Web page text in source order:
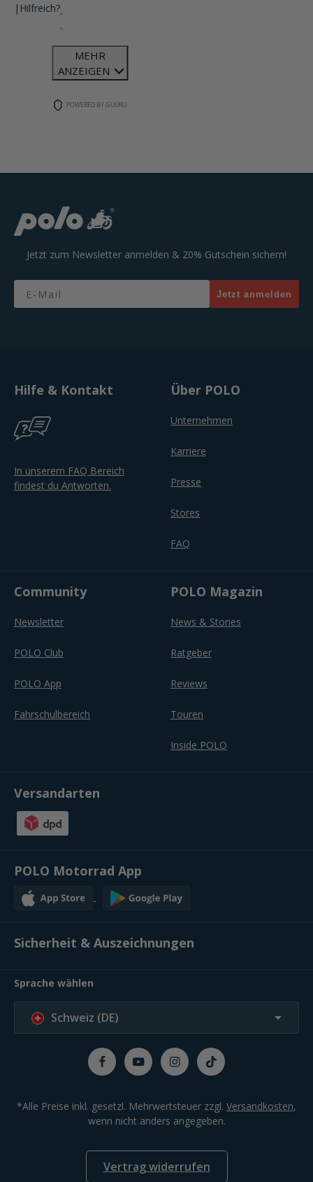
| Hilfreich?
MEHR
ANZEIGEN
POWERED BY GUURU
Jetzt zum Newsletter anmelden & 20% Gutschein sichern!
Jetzt anmelden
Hilfe & Kontakt
In unserem FAQ Bereich
findest du Antworten.
Über POLO
Unternehmen
Karriere
Presse
Stores
FAQ
Community
Newsletter
POLO Club
POLO App
Fahrschulbereich
POLO Magazin
News & Stories
Ratgeber
Reviews
Touren
Inside POLO
Versandarten
POLO Motorrad App
Sicherheit & Auszeichnungen
Sprache wählen
Schweiz (DE)
*Alle Preise inkl. gesetzl. Mehrwertsteuer zzgl. Versandkosten,
wenn nicht anders angegeben.
Vertrag widerrufen